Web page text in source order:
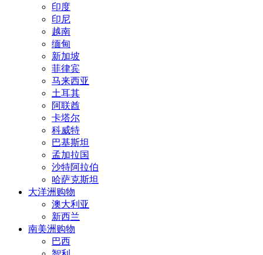
印度
印尼
越南
缅甸
新加坡
菲律宾
马来西亚
土耳其
阿联酋
卡塔尔
科威特
巴基斯坦
孟加拉国
沙特阿拉伯
哈萨克斯坦
大洋洲购物
澳大利亚
新西兰
南美洲购物
巴西